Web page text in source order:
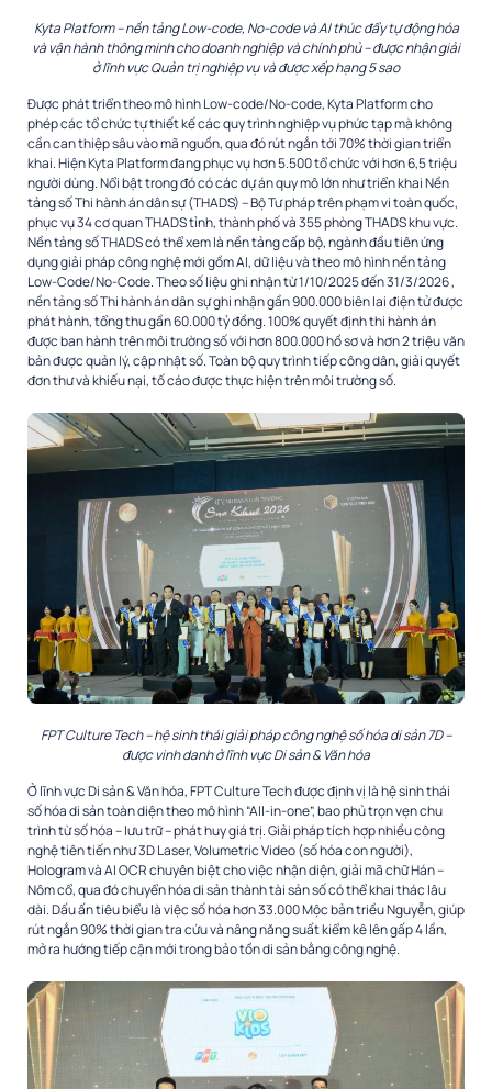
Kyta Platform – nền tảng Low-code, No-code và AI thúc đẩy tự động hóa
và vận hành thông minh cho doanh nghiệp và chính phủ – được nhận giải
ở lĩnh vực Quản trị nghiệp vụ và được xếp hạng 5 sao
Được phát triển theo mô hình Low-code/No-code, Kyta Platform cho
phép các tổ chức tự thiết kế các quy trình nghiệp vụ phức tạp mà không
cần can thiệp sâu vào mã nguồn, qua đó rút ngắn tới 70% thời gian triển
khai. Hiện Kyta Platform đang phục vụ hơn 5.500 tổ chức với hơn 6,5 triệu
người dùng. Nổi bật trong đó có các dự án quy mô lớn như triển khai Nền
tảng số Thi hành án dân sự (THADS) – Bộ Tư pháp trên phạm vi toàn quốc,
phục vụ 34 cơ quan THADS tỉnh, thành phố và 355 phòng THADS khu vực.
Nền tảng số THADS có thể xem là nền tảng cấp bộ, ngành đầu tiên ứng
dụng giải pháp công nghệ mới gồm AI, dữ liệu và theo mô hình nền tảng
Low-Code/No-Code. Theo số liệu ghi nhận từ 1/10/2025 đến 31/3/2026 ,
nền tảng số Thi hành án dân sự ghi nhận gần 900.000 biên lai điện tử được
phát hành, tổng thu gần 60.000 tỷ đồng. 100% quyết định thi hành án
được ban hành trên môi trường số với hơn 800.000 hồ sơ và hơn 2 triệu văn
bản được quản lý, cập nhật số. Toàn bộ quy trình tiếp công dân, giải quyết
đơn thư và khiếu nại, tố cáo được thực hiện trên môi trường số.
FPT Culture Tech – hệ sinh thái giải pháp công nghệ số hóa di sản 7D –
được vinh danh ở lĩnh vực Di sản & Văn hóa
Ở lĩnh vực Di sản & Văn hóa, FPT Culture Tech được định vị là hệ sinh thái
số hóa di sản toàn diện theo mô hình “All-in-one”, bao phủ trọn vẹn chu
trình từ số hóa – lưu trữ – phát huy giá trị. Giải pháp tích hợp nhiều công
nghệ tiên tiến như 3D Laser, Volumetric Video (số hóa con người),
Hologram và AI OCR chuyên biệt cho việc nhận diện, giải mã chữ Hán –
Nôm cổ, qua đó chuyển hóa di sản thành tài sản số có thể khai thác lâu
dài. Dấu ấn tiêu biểu là việc số hóa hơn 33.000 Mộc bản triều Nguyễn, giúp
rút ngắn 90% thời gian tra cứu và nâng năng suất kiểm kê lên gấp 4 lần,
mở ra hướng tiếp cận mới trong bảo tồn di sản bằng công nghệ.